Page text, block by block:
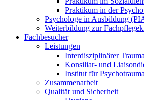
Praktikum in der
Psychologe in Ausbildung
Weiterbildung zur
Fachbesucher
Leistungen
Interdisziplinärer
Konsiliar- und
Institut für
Zusammenarbeit
Qualität und Sicherheit